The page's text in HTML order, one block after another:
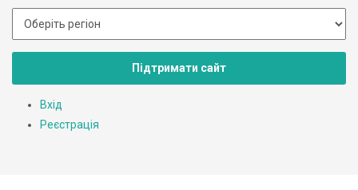
Підтримати сайт
Вхід
Реєстрація